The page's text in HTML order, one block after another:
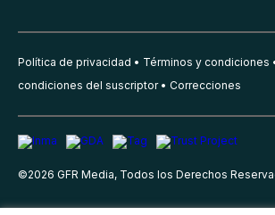
Política de privacidad Términos y condiciones
condiciones del suscriptor
Correcciones
©2026 GFR Media, Todos los Derechos